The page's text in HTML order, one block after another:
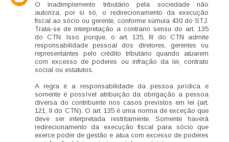
O inadimplemento tributário pela sociedade não
autoriza, por si só, o redirecionamento da execução
fiscal ao sócio ou gerente, conforme súmula 430 do STJ.
Trata-se de interpretação a contrario sensu do art. 135
do CTN. Isso porque, o art. 135, III do CTN admite
responsabilidade pessoal dos diretores, gerentes ou
representantes pelo crédito tributário quando atuarem
com excesso de poderes ou infração da lei, contrato
social ou estatutos.
A regra é a responsabilidade da pessoa jurídica e
somente é possível atribuição da obrigação a pessoa
diversa do contribuinte nos casos previstos em lei (art.
121, II do CTN). O art. 135 é uma norma de exceção que
deve ser interpretada restritamente. Somente haverá
redirecionamento da execução fiscal para sócio que
exerce poder de gestão e atua com excesso de poderes